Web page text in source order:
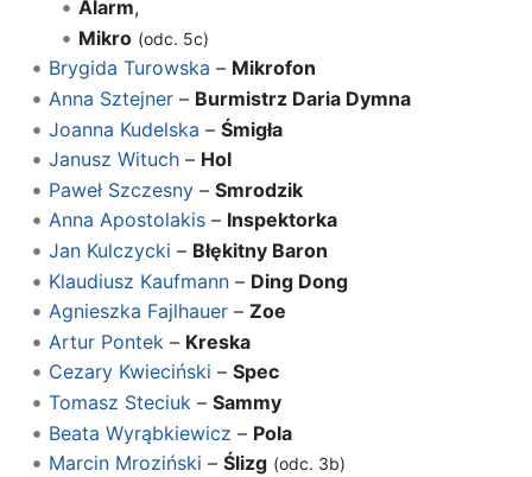
Alarm,
Mikro (odc. 5c)
Brygida Turowska – Mikrofon
Anna Sztejner– Burmistrz Daria Dymna
Joanna Kudelska – Śmigła
Janusz Wituch– Hol
Paweł Szczesny– Smrodzik
Anna Apostolakis– Inspektorka
Jan Kulczycki – Błękitny Baron
Klaudiusz Kaufmann– Ding Dong
Agnieszka Fajlhauer– Zoe
Artur Pontek – Kreska
Cezary Kwieciński – Spec
Tomasz Steciuk – Sammy
Beata Wyrąbkiewicz – Pola
Marcin Mroziński – Ślizg (odc. 3b)